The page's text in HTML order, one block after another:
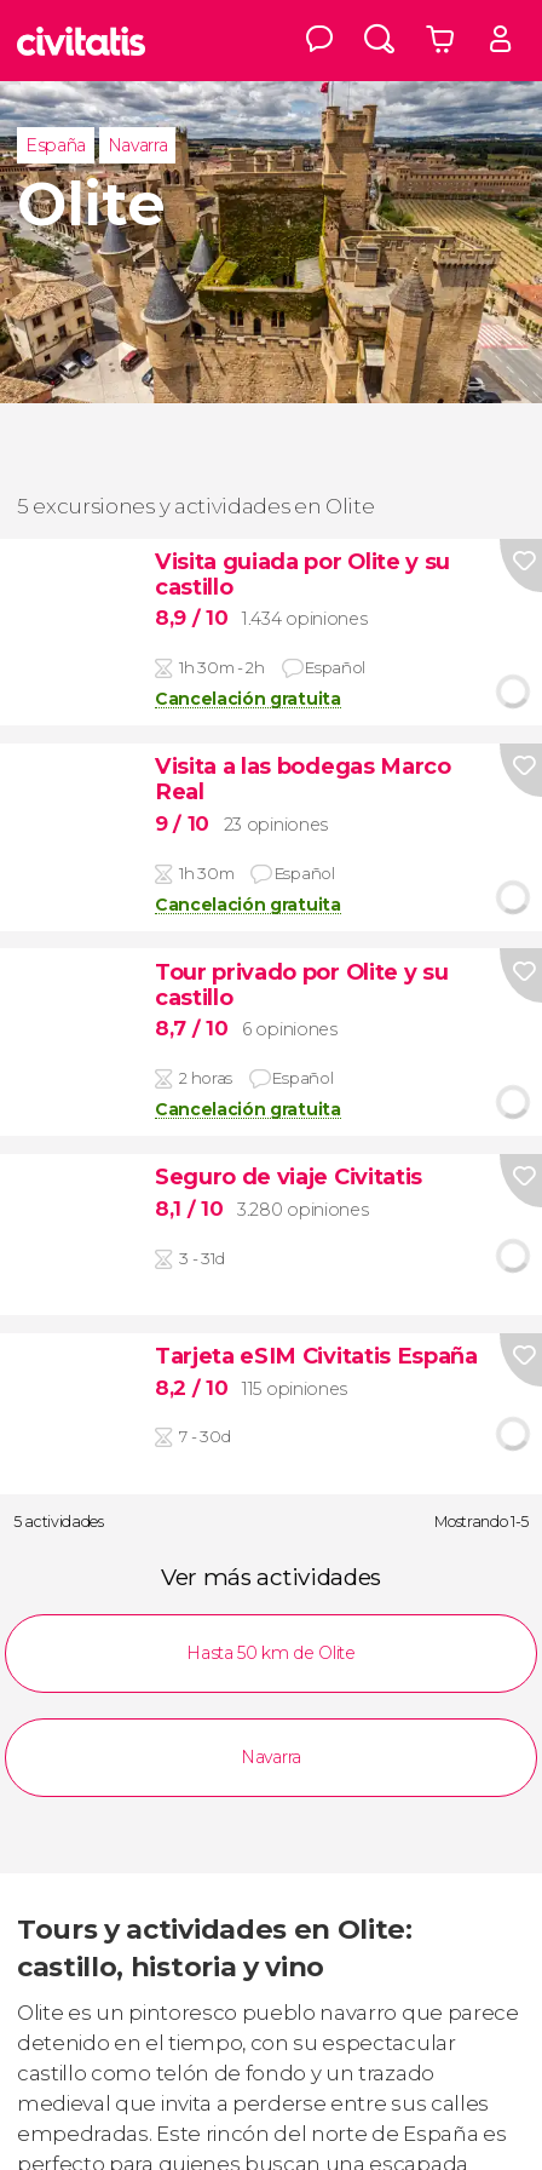
España Navarra
Olite
5 excursiones y actividades en Olite
Visita guiada por Olite y su
castillo
8,9 / 10 1.434 opiniones
1h 30m - 2h Español
Cancelación gratuita
Visita a las bodegas Marco
Real
9/ 10 23 opiniones
1h 30m Español
Cancelación gratuita
Tour privado por Olite y su
castillo
8,7 / 10 6 opiniones
2 horas Español
Cancelación gratuita
Seguro de viaje Civitatis
8,1 / 10 3.280 opiniones
3 - 31d
Tarjeta eSIM Civitatis España
8,2 / 10 115 opiniones
7 - 30d
5 actividades Mostrando 1-5
Ver más actividades
Hasta 50 km de Olite
Navarra
Tours y actividades en Olite:
castillo, historia y vino
Olite es un pintoresco pueblo navarro que parece
detenido en el tiempo, con su espectacular
castillo como telón de fondo y un trazado
medieval que invita a perderse entre sus calles
empedradas. Este rincón del norte de España es
perfecto para quienes buscan una escapada